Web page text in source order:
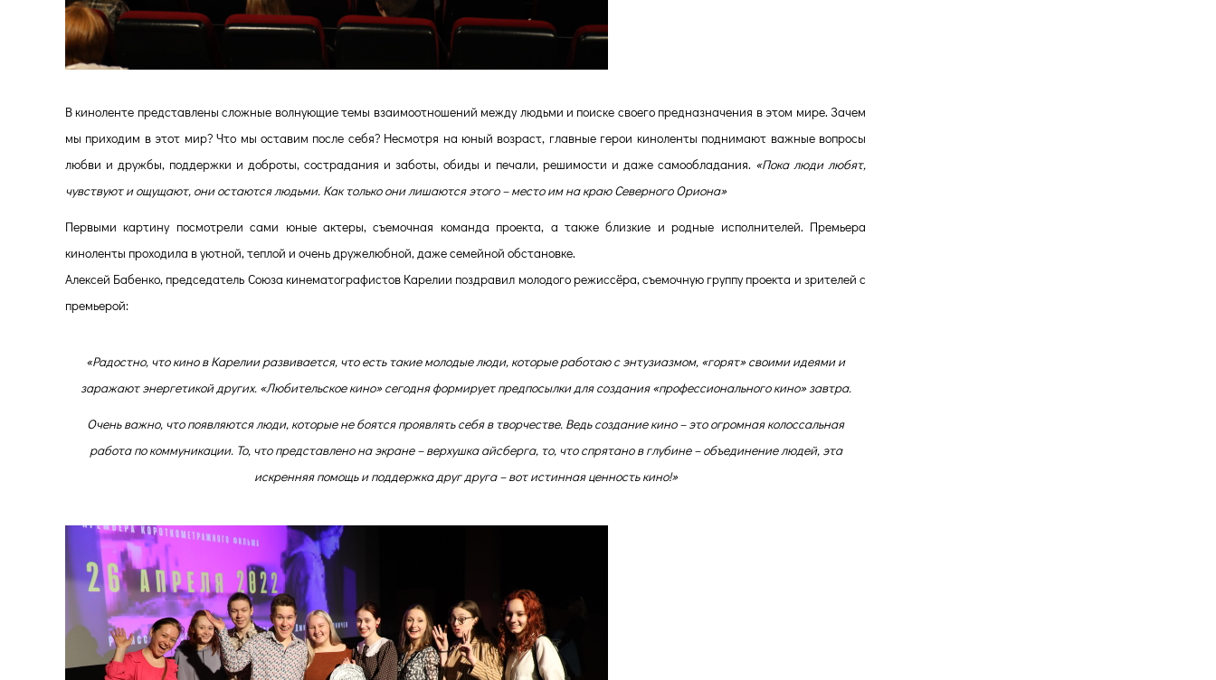
В киноленте представлены сложные волнующие темы взаимоотношений между людьми и поиске своего предназначения в этом мире. Зачем
мы приходим в этот мир? Что мы оставим после себя? Несмотря на юный возраст, главные герои киноленты поднимают важные вопросы
любви и дружбы, поддержки и доброты, сострадания и заботы, обиды и печали, решимости и даже самообладания. «Пока люди любят,
чувствуют и ощущают, они остаются людьми. Как только они лишаются этого – место им на краю Северного Ориона»
Первыми картину посмотрели сами юные актеры, съемочная команда проекта, а также близкие и родные исполнителей. Премьера
киноленты проходила в уютной, теплой и очень дружелюбной, даже семейной обстановке.
Алексей Бабенко, председатель Союза кинематографистов Карелии поздравил молодого режиссёра, съемочную группу проекта и зрителей с
премьерой:
«Радостно, что кино в Карелии развивается, что есть такие молодые люди, которые работаю с энтузиазмом, «горят» своими идеями и
заражают энергетикой других. «Любительское кино» сегодня формирует предпосылки для создания «профессионального кино» завтра.
Очень важно, что появляются люди, которые не боятся проявлять себя в творчестве. Ведь создание кино – это огромная колоссальная
работа по коммуникации. То, что представлено на экране – верхушка айсберга, то, что спрятано в глубине – объединение людей, эта
искренняя помощь и поддержка друг друга – вот истинная ценность кино!»